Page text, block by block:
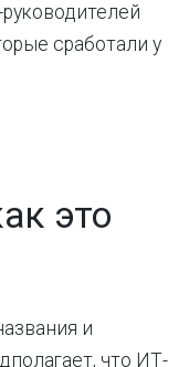
сработали у
это
и
что ИТ-